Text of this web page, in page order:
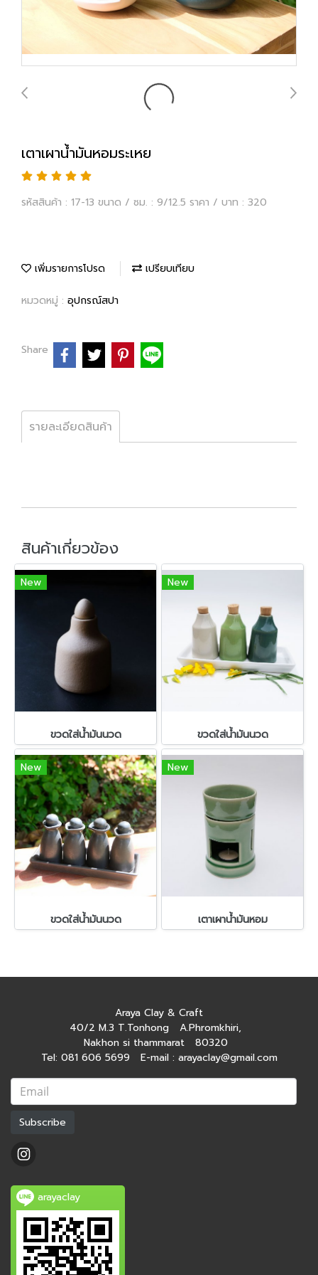
เตาเผาน้ำมันหอมระเหย
รหัสสินค้า : 17-13 ขนาด / ซม. : 9/12.5 ราคา / บาท : 320
เพิ่มรายการโปรด เปรียบเทียบ
หมวดหมู่ : อุปกรณ์สปา
Share
รายละเอียดสินค้า
สินค้าเกี่ยวข้อง
New
ขวดใส่น้ำมันนวด
New
ขวดใส่น้ำมันนวด
New
ขวดใส่น้ำมันนวด
New
เตาเผาน้ำมันหอม
Araya Clay & Craft
40/2 M.3 T.Tonhong A.Phromkhiri,
Nakhon si thammarat 80320
Tel: 081 606 5699 E-mail : arayaclay@gmail.com
Subscribe
arayaclay